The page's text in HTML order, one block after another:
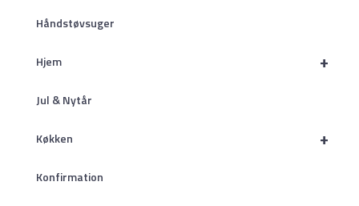
Håndstøvsuger
+
Hjem
Jul & Nytår
+
Køkken
Konfirmation